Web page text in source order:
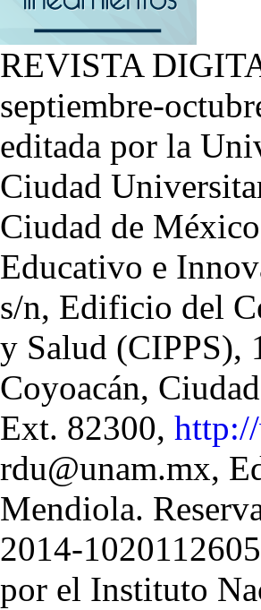
REVISTA
septiembre-
editada por la
Ciudad
Ciudad de
Educativo e
s/n, Edificio del
y Salud (CIPPS),
Coyoacán,
Ext. 82300,
rdu@unam.mx,
Mendiola.
2014-
por el Instituto